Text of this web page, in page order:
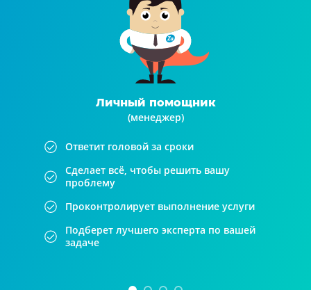
Личный помощник
(менеджер)
Ответит головой за сроки
Сделает всё, чтобы решить вашу
проблему
Проконтролирует выполнение услуги
Подберет лучшего эксперта по вашей
задаче